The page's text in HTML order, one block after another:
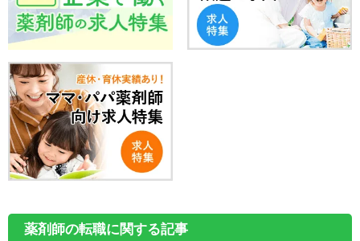
薬剤師の転職に関する記事